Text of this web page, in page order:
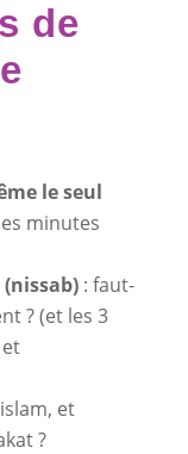
de
le seul
minutes
: faut-
? (et les 3
et
?